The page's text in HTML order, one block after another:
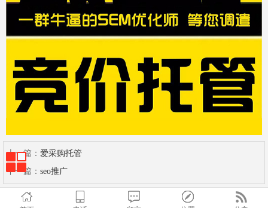
上一篇： 爱采购托管
下一篇： seo推广